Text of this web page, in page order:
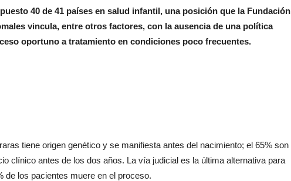
40 de 41 países en salud infantil, una posición que la Fundación
vincula, entre otros factores, con la ausencia de una política
oportuno a tratamiento en condiciones poco frecuentes.
tiene origen genético y se manifiesta antes del nacimiento; el 65% son
clínico antes de los dos años. La vía judicial es la última alternativa para
de los pacientes muere en el proceso.